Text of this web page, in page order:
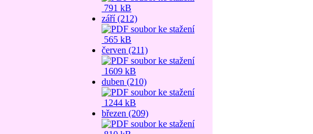
791 kB
září (212)
565 kB
červen (211)
1609 kB
duben (210)
1244 kB
březen (209)